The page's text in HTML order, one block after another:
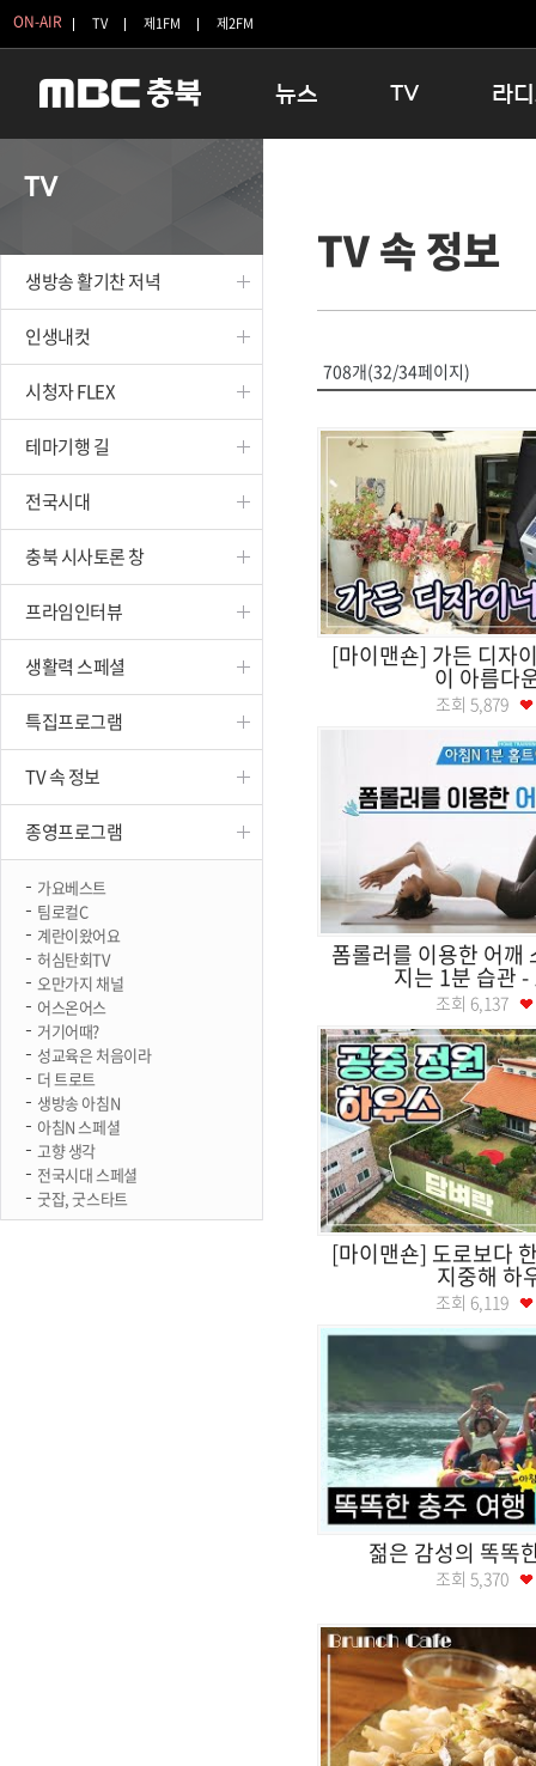
ON-AIR TV 제1FM 제2FM
뉴스
보은
옥천
TV
인생내컷
테마기행 길
시청자 FLEX
특집프로그램
종영프로그램
라
16:00 완
우리 고
TV
생방송 활기찬 저녁
인생내컷
시청자 FLEX
테마기행 길
전국시대
충북 시사토론 창
프라임인터뷰
생활력 스페셜
특집프로그램
TV 속 정보
종영프로그램
가요베스트
팀로컬C
계란이왔어요
허심탄회TV
오만가지 채널
어스온어스
거기어때?
성교육은 처음이라
더 트로트
생방송 아침N
아침N 스페셜
고향 생각
전국시대 스페셜
굿잡, 굿스타트
TV 속 정보
708개(32/34페이지)
[마이맨숀] 가든 디자
이 아름다
조회 5,879
폼롤러를 이용한 어깨
지는 1분 습관
조회 6,137
[마이맨숀] 도로보다
지중해 하
조회 6,119
젊은 감성의 똑똑
조회 5,370